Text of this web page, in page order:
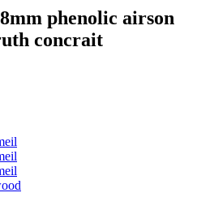
phenolic airson
concrait